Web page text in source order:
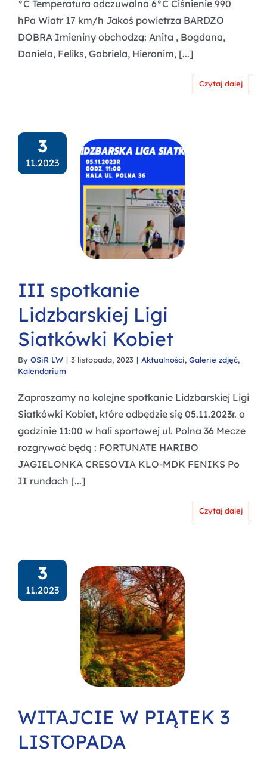
°C Temperatura odczuwalna 6°C Ciśnienie 990
hPa Wiatr 17 km/h Jakoś powietrza BARDZO
DOBRA Imieniny obchodzą: Anita , Bogdana,
Daniela, Feliks, Gabriela, Hieronim, [...]
Czytaj dalej
3
11.2023
III spotkanie
Lidzbarskiej Ligi
Siatkówki Kobiet
By OSiR LW | 3 listopada, 2023 | Aktualności, Galerie zdjęć,
Kalendarium
Zapraszamy na kolejne spotkanie Lidzbarskiej Ligi
Siatkówki Kobiet, które odbędzie się 05.11.2023r. o
godzinie 11:00 w hali sportowej ul. Polna 36 Mecze
rozgrywać będą : FORTUNATE HARIBO
JAGIELONKA CRESOVIA KLO-MDK FENIKS Po
II rundach [...]
Czytaj dalej
3
11.2023
WITAJCIE W PIĄTEK 3
LISTOPADA